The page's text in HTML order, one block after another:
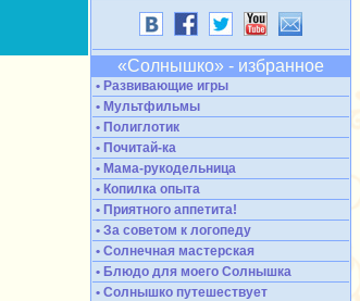
«Солнышко» - избранное
• Развивающие игры
• Мультфильмы
• Полиглотик
• Почитай-ка
• Мама-рукодельница
• Копилка опыта
• Приятного аппетита!
• За советом к логопеду
• Солнечная мастерская
• Блюдо для моего Солнышка
• Солнышко путешествует